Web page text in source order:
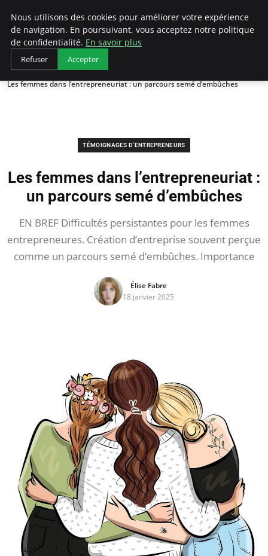
LECFCM
Accueil
Témoignages d'entrepreneurs
Les femmes dans l’entrepreneuriat : un parcours semé d’embûches
TÉMOIGNAGES D'ENTREPRENEURS
Les femmes dans l’entrepreneuriat :
un parcours semé d’embûches
EN BREF Difficultés persistantes pour les femmes
entrepreneures. Création d’entreprise souvent perçue
comme un parcours semé d’embûches. Importance
Élise Fabre
18 janvier 2025
Nous utilisons des cookies pour améliorer votre expérience
de navigation. En poursuivant, vous acceptez notre politique
de confidentialité. En savoir plus
Refuser Accepter